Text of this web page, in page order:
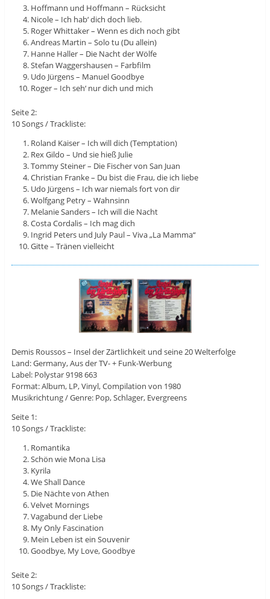
Hoffmann und Hoffmann – Rücksicht
Nicole – Ich hab‘ dich doch lieb.
Roger Whittaker – Wenn es dich noch gibt
Andreas Martin – Solo tu (Du allein)
Hanne Haller – Die Nacht der Wölfe
Stefan Waggershausen – Farbfilm
Udo Jürgens – Manuel Goodbye
Roger – Ich seh‘ nur dich und mich
Seite 2:
10 Songs / Trackliste:
Roland Kaiser – Ich will dich (Temptation)
Rex Gildo – Und sie hieß Julie
Tommy Steiner – Die Fischer von San Juan
Christian Franke – Du bist die Frau, die ich liebe
Udo Jürgens – Ich war niemals fort von dir
Wolfgang Petry – Wahnsinn
Melanie Sanders – Ich will die Nacht
Costa Cordalis – Ich mag dich
Ingrid Peters und July Paul – Viva „La Mamma“
Gitte – Tränen vielleicht
Demis Roussos ‎– Insel der Zärtlichkeit und seine 20 Welterfolge
Land: Germany, Aus der TV- + Funk-Werbung
Label: Polystar 9198 663
Format: Album, LP, Vinyl, Compilation von 1980
Musikrichtung / Genre: Pop, Schlager, Evergreens
Seite 1:
10 Songs / Trackliste:
Romantika
Schön wie Mona Lisa
Kyrila
We Shall Dance
Die Nächte von Athen
Velvet Mornings
Vagabund der Liebe
My Only Fascination
Mein Leben ist ein Souvenir
Goodbye, My Love, Goodbye
Seite 2:
10 Songs / Trackliste: